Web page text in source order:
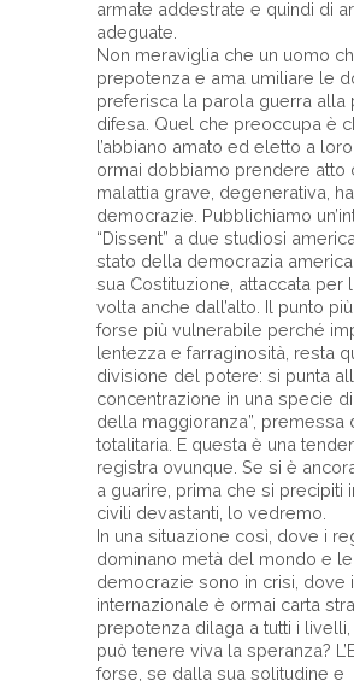
armate addestrate e quindi di
adeguate.
Non meraviglia che un uomo
prepotenza e ama umiliare le
preferisca la parola guerra alla
difesa. Quel che preoccupa è
l’abbiano amato ed eletto a
ormai dobbiamo prendere atto
malattia grave, degenerativa,
democrazie. Pubblichiamo
“Dissent” a due studiosi
stato della democrazia
sua Costituzione, attaccata per
volta anche dall’alto. Il punto
forse più vulnerabile perché
lentezza e farraginosità, resta
divisione del potere: si punta
concentrazione in una specie di
della maggioranza”, premessa
totalitaria. E questa è una
registra ovunque. Se si è
a guarire, prima che si precipiti
civili devastanti, lo vedremo.
In una situazione così, dove i
dominano metà del mondo e le
democrazie sono in crisi, dove
internazionale è ormai carta
prepotenza dilaga a tutti i
può tenere viva la speranza?
forse, se dalla sua solitudine e